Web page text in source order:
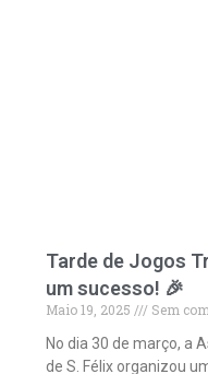
Tarde de Jogos
um sucesso! 🎉
Maio 19, 2025
Sem
No dia 30 de março, a
de S. Félix organizou